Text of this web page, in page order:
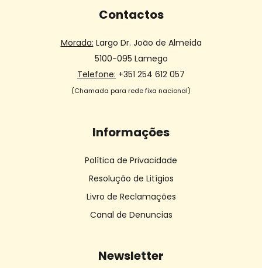
Contactos
Morada: Largo Dr. João de Almeida
5100-095 Lamego
Telefone: +351 254 612 057
(Chamada para rede fixa nacional)
Informações
Política de Privacidade
Resolução de Litígios
Livro de Reclamações
Canal de Denuncias
Newsletter